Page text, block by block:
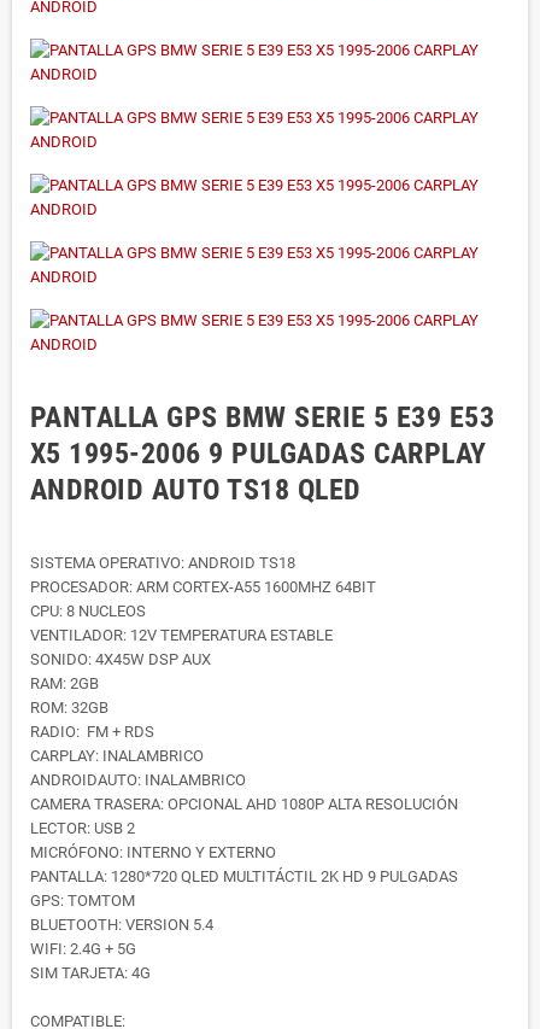
PANTALLA GPS BMW SERIE 5 E39 E53
X5 1995-2006 9 PULGADAS CARPLAY
ANDROID AUTO TS18 QLED
SISTEMA OPERATIVO: ANDROID TS18
PROCESADOR: ARM CORTEX-A55 1600MHZ 64BIT
CPU: 8 NUCLEOS
VENTILADOR: 12V TEMPERATURA ESTABLE
SONIDO: 4X45W DSP AUX
RAM: 2GB
ROM: 32GB
RADIO: FM + RDS
CARPLAY: INALAMBRICO
ANDROIDAUTO: INALAMBRICO
CAMERA TRASERA: OPCIONAL AHD 1080P ALTA RESOLUCIÓN
LECTOR: USB 2
MICRÓFONO: INTERNO Y EXTERNO
PANTALLA: 1280*720 QLED MULTITÁCTIL 2K HD 9 PULGADAS
GPS: TOMTOM
BLUETOOTH: VERSION 5.4
WIFI: 2.4G + 5G
SIM TARJETA: 4G
COMPATIBLE: